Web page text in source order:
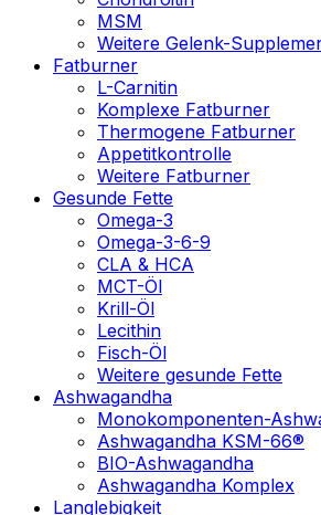
MSM
Weitere Gelenk-
Fatburner
L-Carnitin
Komplexe Fatburner
Thermogene Fatburner
Appetitkontrolle
Weitere Fatburner
Gesunde Fette
Omega-3
Omega-3-6-9
CLA & HCA
MCT-Öl
Krill-Öl
Lecithin
Fisch-Öl
Weitere gesunde Fette
Ashwagandha
Monokomponenten-
Ashwagandha KSM-66®
BIO-Ashwagandha
Ashwagandha Komplex
Langlebigkeit